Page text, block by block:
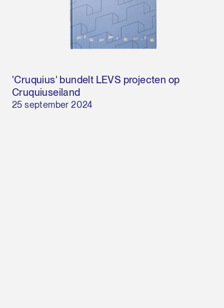
'Cruquius' bundelt LEVS projecten op
Cruquiuseiland
25 september 2024